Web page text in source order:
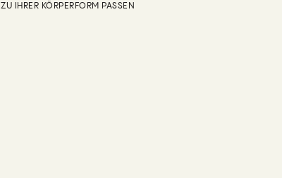
ZU IHRER KÖRPERFORM PASSEN